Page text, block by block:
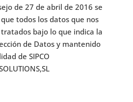
de 27 de abril de 2016 se
todos los datos que nos
bajo lo que indica la
de Datos y mantenido
de SIPCO